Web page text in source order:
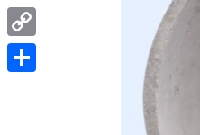
WhatsApp
Copy